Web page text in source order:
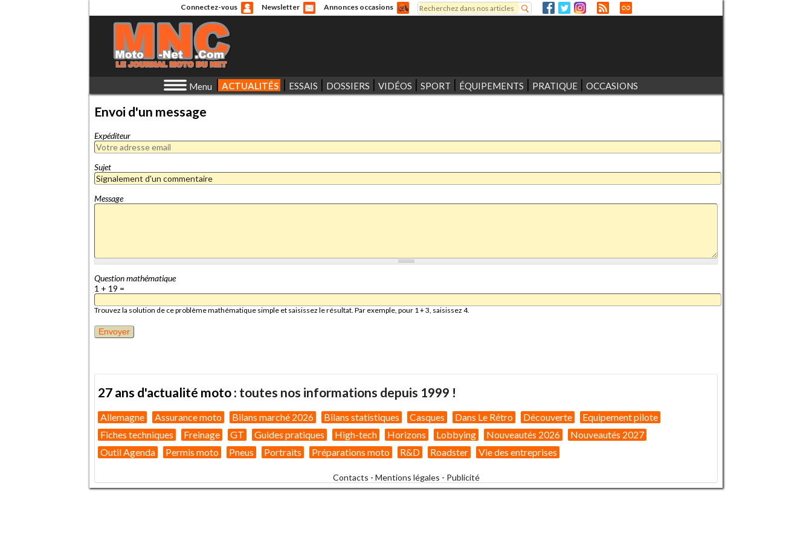
Connectez-vous Newsletter Annonces occasions
Formulaire de recherche
Rechercher
Menu ACTUALITÉS ESSAIS DOSSIERS VIDÉOS SPORT ÉQUIPEMENTS PRATIQUE OCCASIONS
Envoi d'un message
Expéditeur
Sujet
Message
Question mathématique
1 + 19 =
Trouvez la solution de ce problème mathématique simple et saisissez le résultat. Par exemple, pour 1 + 3, saisissez 4.
27 ans d'actualité moto : toutes nos informations depuis 1999 !
Allemagne Assurance moto Bilans marché 2026 Bilans statistiques Casques Dans Le Rétro Découverte
Equipement pilote
Fiches techniques
Freinage GT Guides pratiques High-tech Horizons Lobbying Nouveautés 2026
Nouveautés 2027
Outil Agenda
Permis moto Pneus Portraits Préparations moto R&D Roadster Vie des entreprises
Contacts - Mentions légales - Publicité